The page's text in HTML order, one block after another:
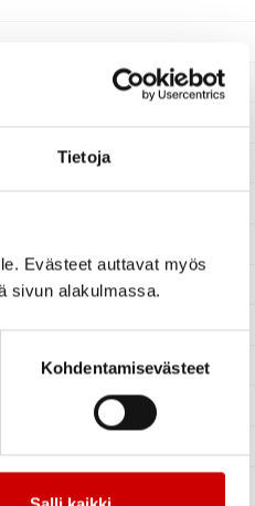
Tietoja
Evästeet auttavat myös
sivun alakulmassa.
Kohdentamisevästeet